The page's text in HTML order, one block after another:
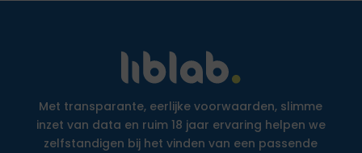
Met transparante, eerlijke voorwaarden, slimme
inzet van data en ruim 18 jaar ervaring helpen we
zelfstandigen bij het vinden van een passende